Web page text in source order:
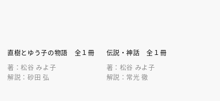
直樹とゆう子の物語 全１冊
著：松谷 みよ子
解説：砂田 弘
伝説・神話 全１冊
著：松谷 みよ子
解説：常光 徹